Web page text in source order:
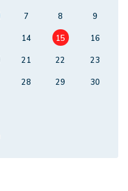
7 8
9
14 15
16
21 22
23
28 29
30